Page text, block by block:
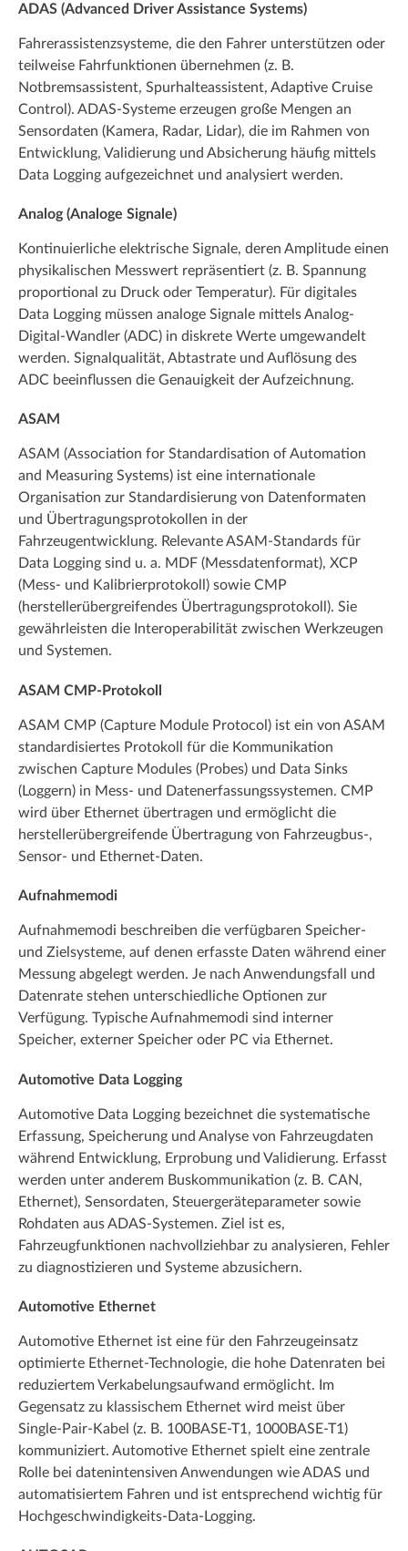
ADAS (Advanced Driver Assistance Systems)
Fahrerassistenzsysteme, die den Fahrer unterstützen oder
teilweise Fahrfunktionen übernehmen (z. B.
Notbremsassistent, Spurhalteassistent, Adaptive Cruise
Control). ADAS-Systeme erzeugen große Mengen an
Sensordaten (Kamera, Radar, Lidar), die im Rahmen von
Entwicklung, Validierung und Absicherung häufig mittels
Data Logging aufgezeichnet und analysiert werden.
Analog (Analoge Signale)
Kontinuierliche elektrische Signale, deren Amplitude einen
physikalischen Messwert repräsentiert (z. B. Spannung
proportional zu Druck oder Temperatur). Für digitales
Data Logging müssen analoge Signale mittels Analog-
Digital-Wandler (ADC) in diskrete Werte umgewandelt
werden. Signalqualität, Abtastrate und Auflösung des
ADC beeinflussen die Genauigkeit der Aufzeichnung.
ASAM
ASAM (Association for Standardisation of Automation
and Measuring Systems) ist eine internationale
Organisation zur Standardisierung von Datenformaten
und Übertragungsprotokollen in der
Fahrzeugentwicklung. Relevante ASAM-Standards für
Data Logging sind u. a. MDF (Messdatenformat), XCP
(Mess- und Kalibrierprotokoll) sowie CMP
(herstellerübergreifendes Übertragungsprotokoll). Sie
gewährleisten die Interoperabilität zwischen Werkzeugen
und Systemen.
ASAM CMP-Protokoll
ASAM CMP (Capture Module Protocol) ist ein von ASAM
standardisiertes Protokoll für die Kommunikation
zwischen Capture Modules (Probes) und Data Sinks
(Loggern) in Mess- und Datenerfassungssystemen. CMP
wird über Ethernet übertragen und ermöglicht die
herstellerübergreifende Übertragung von Fahrzeugbus-,
Sensor- und Ethernet-Daten.
Aufnahmemodi
Aufnahmemodi beschreiben die verfügbaren Speicher-
und Zielsysteme, auf denen erfasste Daten während einer
Messung abgelegt werden. Je nach Anwendungsfall und
Datenrate stehen unterschiedliche Optionen zur
Verfügung. Typische Aufnahmemodi sind interner
Speicher, externer Speicher oder PC via Ethernet.
Automotive Data Logging
Automotive Data Logging bezeichnet die systematische
Erfassung, Speicherung und Analyse von Fahrzeugdaten
während Entwicklung, Erprobung und Validierung. Erfasst
werden unter anderem Buskommunikation (z. B. CAN,
Ethernet), Sensordaten, Steuergeräteparameter sowie
Rohdaten aus ADAS-Systemen. Ziel ist es,
Fahrzeugfunktionen nachvollziehbar zu analysieren, Fehler
zu diagnostizieren und Systeme abzusichern.
Automotive Ethernet
Automotive Ethernet ist eine für den Fahrzeugeinsatz
optimierte Ethernet-Technologie, die hohe Datenraten bei
reduziertem Verkabelungsaufwand ermöglicht. Im
Gegensatz zu klassischem Ethernet wird meist über
Single-Pair-Kabel (z. B. 100BASE-T1, 1000BASE-T1)
kommuniziert. Automotive Ethernet spielt eine zentrale
Rolle bei datenintensiven Anwendungen wie ADAS und
automatisiertem Fahren und ist entsprechend wichtig für
Hochgeschwindigkeits-Data-Logging.